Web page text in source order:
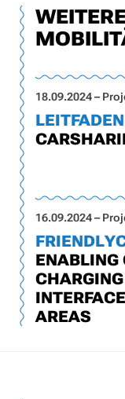
18.09.2024 –
LEITFADEN
16.09.2024 –
ENABLING
AREAS